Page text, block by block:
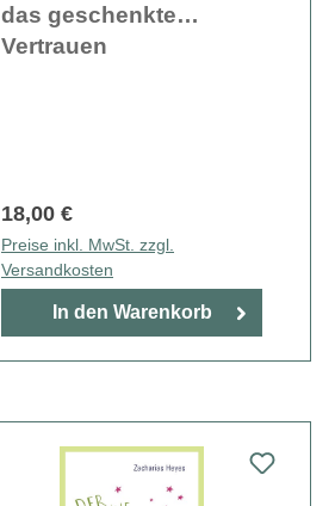
das geschenkte
Vertrauen
18,00 €
Preise inkl. MwSt. zzgl.
Versandkosten
In den Warenkorb